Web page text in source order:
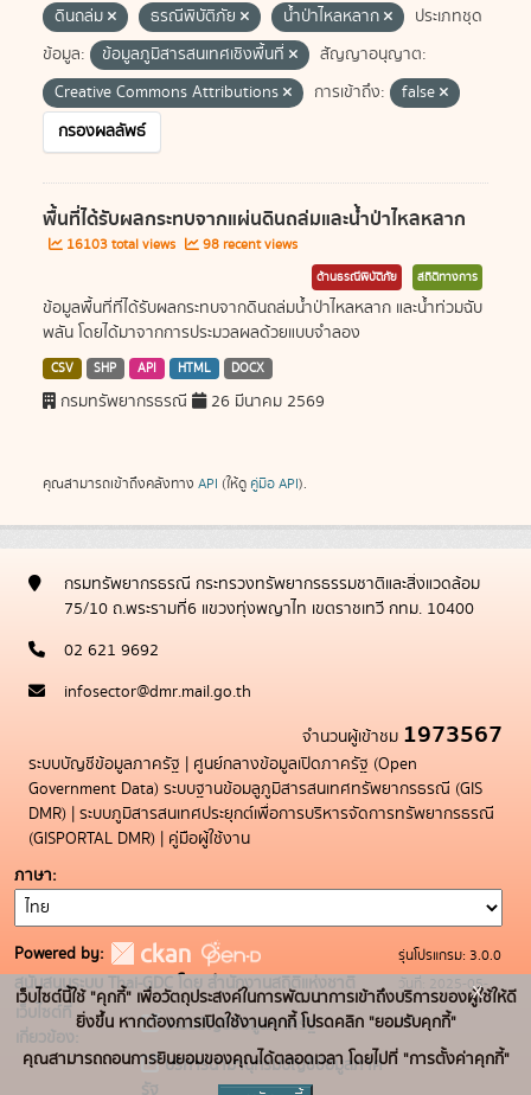
ดินถล่ม
ธรณีพิบัติภัย น้ำป่าไหลหลาก
ประเภทชุด
ข้อมูล:
ข้อมูลภูมิสารสนเทศเชิงพื้นที่
สัญญาอนุญาต:
Creative Commons Attributions
การเข้าถึง:
false
กรองผลลัพธ์
พื้นที่ได้รับผลกระทบจากแผ่นดินถล่มและน้ำป่าไหลหลาก
16103 total views 98 recent views
ด้านธรณีพิบัติภัย สถิติทางการ
ข้อมูลพื้นที่ที่ได้รับผลกระทบจากดินถล่มน้ำป่าไหลหลาก และน้ำท่วมฉับ
พลัน โดยได้มาจากการประมวลผลด้วยแบบจำลอง
CSV SHP API HTML DOCX
กรมทรัพยากรธรณี 26 มีนาคม 2569
คุณสามารถเข้าถึงคลังทาง API (ให้ดู คู่มือ API).
กรมทรัพยากรธรณี กระทรวงทรัพยากรธรรมชาติและสิ่งแวดล้อม
75/10 ถ.พระรามที่6 แขวงทุ่งพญาไท เขตราชเทวี กทม. 10400
02 621 9692
infosector@dmr.mail.go.th
จำนวนผู้เข้าชม 1973567
ระบบบัญชีข้อมูลภาครัฐ | ศูนย์กลางข้อมูลเปิดภาครัฐ (Open
Government Data) ระบบฐานข้อมลูภูมิสารสนเทศทรัพยากรธรณี (GIS
DMR) | ระบบภูมิสารสนเทศประยุกต์เพื่อการบริหารจัดการทรัพยากรธรณี
(GISPORTAL DMR) | คู่มือผู้ใช้งาน
ภาษา
Powered by:
สนับสนุนระบบ Thai-GDC โดย สำนักงานสถิติแห่งชาติ
เว็บไซต์ที่
เกี่ยวข้อง:
ระบบบัญชีข้อมูลภาครัฐ
บริการนามานุกรมบัญชีข้อมูลภาค
รัฐ
รุ่นโปรแกรม: 3.0.0
วันที่: 2025-05-
19
เว็บไซต์นี้ใช้ "คุกกี้" เพื่อวัตถุประสงค์ในการพัฒนาการเข้าถึงบริการของผู้ใช้ให้ดี
ยิ่งขึ้น หากต้องการเปิดใช้งานคุกกี้ โปรดคลิก "ยอมรับคุกกี้"
คุณสามารถถอนการยินยอมของคุณได้ตลอดเวลา โดยไปที่ "การตั้งค่าคุกกี้"
x